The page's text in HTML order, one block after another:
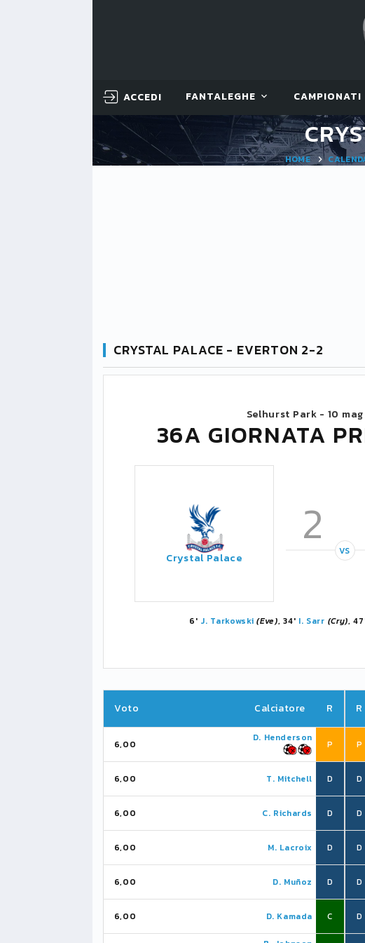
ACCEDI FANTALEGHE CAMPIONATI
HOME
CRYSTAL PALACE - EVERTON 2-2
Selhurst Park - 10
36A GIORNATA
Crystal Palace
2 VS
6' J. Tarkowski (Eve), 34' I. Sarr (Cry),
Voto Calciatore R
6,00
D. Henderson
P
6,00 T. Mitchell D
6,00 C. Richards D
6,00 M. Lacroix D
6,00 D. Muñoz D
6,00 D. Kamada C
R
P
D
D
D
D
D